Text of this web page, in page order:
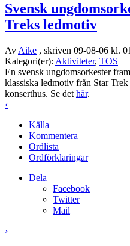
Svensk
Treks ledmotiv
Av Aike , skriven 09-08-06 kl.
Kategori(er): Aktiviteter, TOS
En svensk ungdomsorkester
klassiska ledmotiv från Star
konserthus. Se det här.
‹
Källa
Kommentera
Ordlista
Ordförklaringar
Dela
Facebook
Twitter
Mail
›